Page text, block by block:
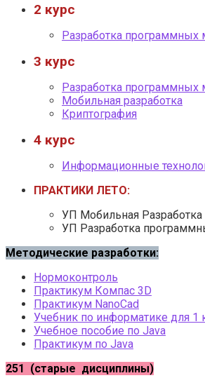
2 курс
Разработка программных
3 курс
Разработка программных
Мобильная разработка
Криптография
4 курс
Информационные
ПРАКТИКИ ЛЕТО:
УП Мобильная Разработка
УП Разработка
Методические разработки:
Нормоконтроль
Практикум Компас 3D
Практикум NanoCad
Учебник по информатике для 1
Учебное пособие по Java
Практикум по Java
251 (старые дисциплины)